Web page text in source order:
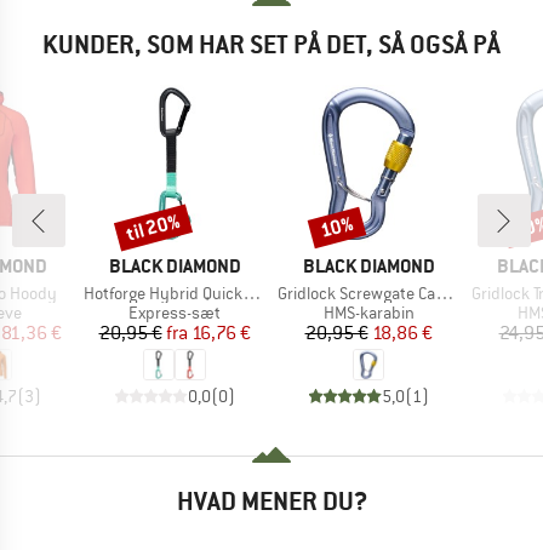
KUNDER, SOM HAR SET PÅ DET, SÅ OGSÅ PÅ
Hoody
pris
81,36 €
(3)
MÆRKE
BLACK DIAMOND
Artikel
Hotforge Hybrid Quickdraw 16
Produktgruppe
Express-sæt
Pris
20,95 € Nedsat pris
fra 16,76 €
0,0(0)
Rabat
til 20%
MÆRKE
BLACK DIAMOND
Artikel
Gridlock Screwgate Carabiner
Produktgruppe
HMS-karabin
Pris
20,95 €Nedsat pris
18,86 €
5,0(1)
Rabat
10%
Artikel
Gridlock
HVAD MENER DU?